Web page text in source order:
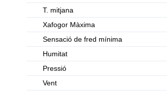
T. mitjana
Xafogor Màxima
Sensació de fred mínima
Humitat
Pressió
Vent